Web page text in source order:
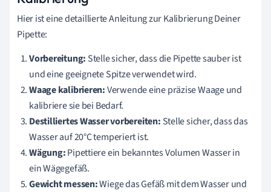
Hier ist eine detaillierte Anleitung zur Kalibrierung Deiner
Pipette:
Vorbereitung: Stelle sicher, dass die Pipette sauber ist
und eine geeignete Spitze verwendet wird.
Waage kalibrieren:Verwende eine präzise Waage und
kalibriere sie bei Bedarf.
Destilliertes Wasser vorbereiten: Stelle sicher, dass das
Wasser auf 20°C temperiert ist.
Wägung:Pipettiere ein bekanntes Volumen Wasser in
ein Wägegefäß.
Gewicht messen:Wiege das Gefäß mit dem Wasser und